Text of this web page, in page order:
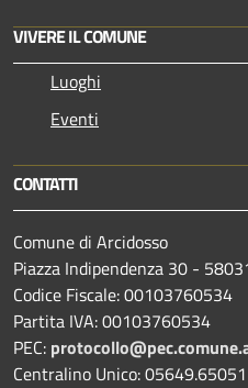
VIVERE IL COMUNE
Luoghi
Eventi
CONTATTI
Comune di Arcidosso
Piazza Indipendenza 30 -
Codice Fiscale: 00103760534
Partita IVA: 00103760534
PEC:
Centralino Unico: 05649.65051